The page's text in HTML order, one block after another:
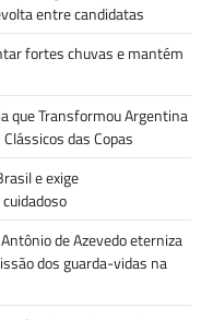
entre candidatas
fortes chuvas e mantém
que Transformou Argentina
das Copas
e exige
de Azevedo eterniza
dos guarda-vidas na